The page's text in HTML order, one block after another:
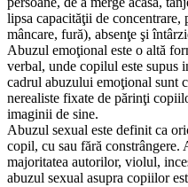
lipsa capacităţii de concentrare,
mâncare, fură), absenţe şi
Abuzul emoţional este o altă
verbal, unde copilul este supus
cadrul abuzului emoţional sunt
nerealiste fixate de părinţi
imaginii de sine.
Abuzul sexual este definit ca
copil, cu sau fără
majoritatea autorilor, violul,
abuzul sexual asupra copiilor